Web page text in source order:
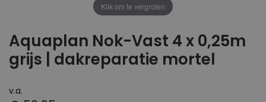
Aquaplan Nok-Vast 4 x 0,25m
grijs | dakreparatie mortel
v.a.
Klik om te vergroten